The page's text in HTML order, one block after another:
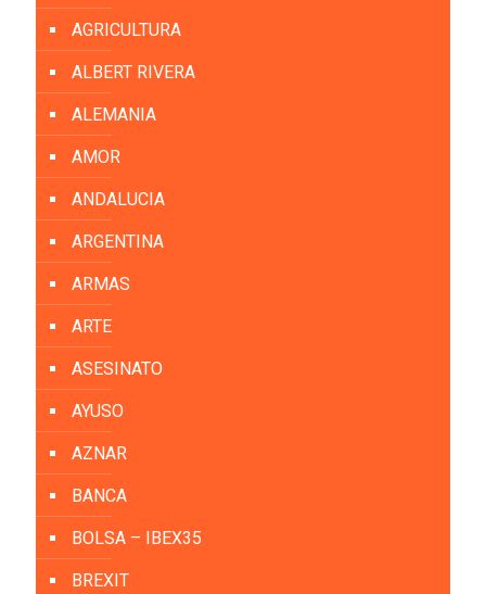
AGRICULTURA
ALBERT RIVERA
ALEMANIA
AMOR
ANDALUCIA
ARGENTINA
ARMAS
ARTE
ASESINATO
AYUSO
AZNAR
BANCA
BOLSA – IBEX35
BREXIT